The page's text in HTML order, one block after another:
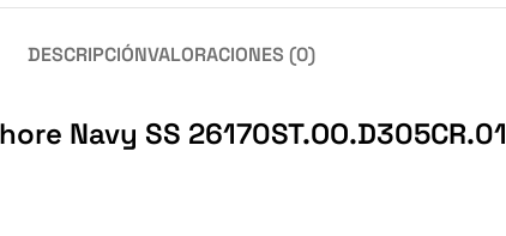
DESCRIPCIÓNVALORACIONES (0)
Navy SS 26170ST.OO.D305CR.01